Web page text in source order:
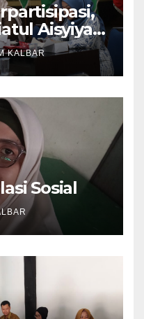
Aisyiyah
Program
KALBAR
Sosial